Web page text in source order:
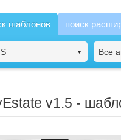
шаблонов поиск
Все
v1.5 -